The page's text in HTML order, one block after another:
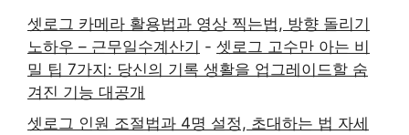
셋로그 카메라 활용법과 영상 찍는법, 방향 돌리기
노하우 – 근무일수계산기 - 셋로그 고수만 아는 비
밀 팁 7가지: 당신의 기록 생활을 업그레이드할 숨
겨진 기능 대공개
셋로그 인원 조절법과 4명 설정, 초대하는 법 자세